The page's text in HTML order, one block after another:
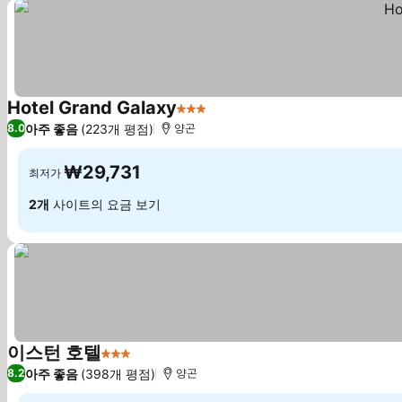
Hotel Grand Galaxy3 성급
8.0아주 좋음 (223개 평점) 양곤
최저가 ₩29,731
2개 사이트의 요금 보기
이스턴 호텔3 성급 요금 보기
8.2아주 좋음 (398개 평점) 양곤